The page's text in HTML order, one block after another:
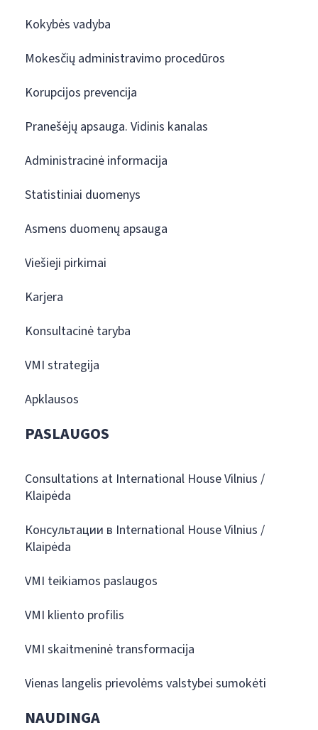
Kokybės vadyba
Mokesčių administravimo procedūros
Korupcijos prevencija
Pranešėjų apsauga. Vidinis kanalas
Administracinė informacija
Statistiniai duomenys
Asmens duomenų apsauga
Viešieji pirkimai
Karjera
Konsultacinė taryba
VMI strategija
Apklausos
PASLAUGOS
Consultations at International House Vilnius /
Klaipėda
Консультации в International House Vilnius /
Klaipėda
VMI teikiamos paslaugos
VMI kliento profilis
VMI skaitmeninė transformacija
Vienas langelis prievolėms valstybei sumokėti
NAUDINGA